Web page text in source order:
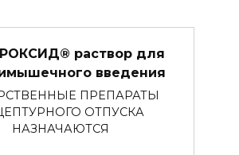
раствор для
введения
ПРЕПАРАТЫ
ОТПУСКА
НАЗНАЧАЮТСЯ